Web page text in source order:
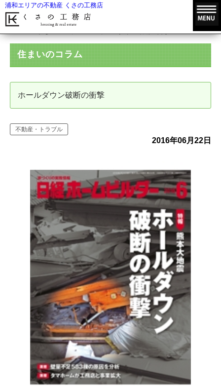
浦和エリアの不動産 くさの工務店
住まいのコラム
ホールダウン破断の衝撃
不動産・トラブル
2016年06月22日